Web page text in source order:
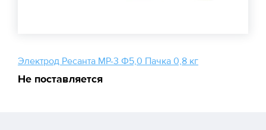
Электрод Ресанта МР-3 Ф5,0 Пачка 0,8 кг
Не поставляется